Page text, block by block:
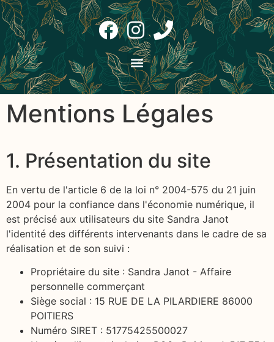
Mentions Légales
1. Présentation du site
En vertu de l'article 6 de la loi n° 2004-575 du 21 juin
2004 pour la confiance dans l'économie numérique, il
est précisé aux utilisateurs du site Sandra Janot
l'identité des différents intervenants dans le cadre de sa
réalisation et de son suivi :
Propriétaire du site : Sandra Janot - Affaire
personnelle commerçant
Siège social : 15 RUE DE LA PILARDIERE 86000
POITIERS
Numéro SIRET : 51775425500027